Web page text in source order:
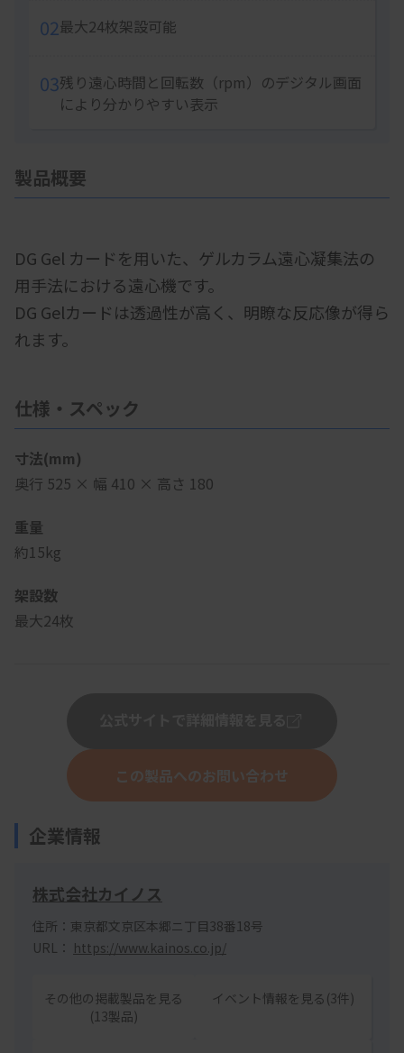
02最大24枚架設可能
03残り遠心時間と回転数（rpm）のデジタル画面
により分かりやすい表示
製品概要
DG Gel カードを用いた、ゲルカラム遠心凝集法の
用手法における遠心機です。
DG Gelカードは透過性が高く、明瞭な反応像が得ら
れます。
仕様・スペック
寸法(mm)
奥行 525 × 幅 410 × 高さ 180
重量
約15kg
架設数
最大24枚
この製品へのお問い合わせ
企業情報
株式会社カイノス
住所：東京都文京区本郷ニ丁目38番18号
URL： https://www.kainos.co.jp/
その他の掲載製品を見る
(13製品)
イベント情報を見る(3件)